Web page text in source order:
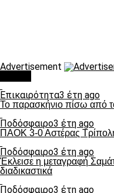
Advertisement
Επικαιρότητα3 έτη ago
Το παρασκήνιο πίσω από
Ποδόσφαιρο3 έτη ago
ΠΑΟΚ 3-0 Αστέρας
Ποδόσφαιρο3 έτη ago
Έκλεισε η μεταγραφή
διαδικαστικά
Ποδόσφαιρο3 έτη ago